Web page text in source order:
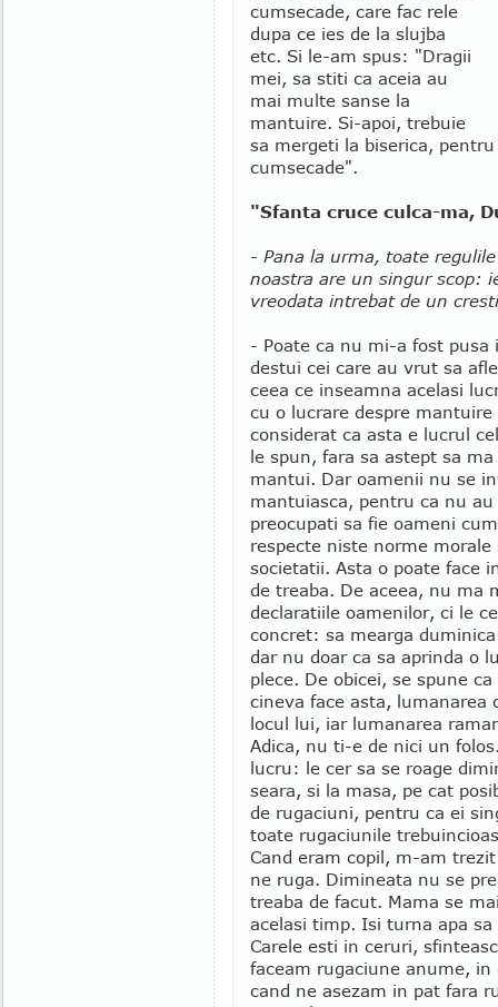
cumsecade, care fac rele
dupa ce ies de la slujba
etc. Si le-am spus: "Dragii
mei, sa stiti ca aceia au
mai multe sanse la
mantuire. Si-apoi, trebuie
sa mergeti la biserica,
cumsecade".
"Sfanta cruce culca-ma,
- Pana la urma, toate
noastra are un singur scop:
vreodata intrebat de un
- Poate ca nu mi-a fost
destui cei care au vrut sa
ceea ce inseamna acelasi
cu o lucrare despre
considerat ca asta e lucrul
le spun, fara sa astept sa
mantui. Dar oamenii nu se
mantuiasca, pentru ca nu
preocupati sa fie oameni
respecte niste norme morale
societatii. Asta o poate face
de treaba. De aceea, nu ma
declaratiile oamenilor, ci le
concret: sa mearga
dar nu doar ca sa aprinda o
plece. De obicei, se spune
cineva face asta, lumanarea
locul lui, iar lumanarea
Adica, nu ti-e de nici un
lucru: le cer sa se roage
seara, si la masa, pe cat
de rugaciuni, pentru ca ei
toate rugaciunile
Cand eram copil, m-am
ne ruga. Dimineata nu se
treaba de facut. Mama se
acelasi timp. Isi turna apa
Carele esti in ceruri,
faceam rugaciune anume,
cand ne asezam in pat fara